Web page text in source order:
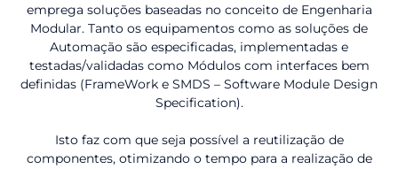
emprega soluções baseadas no conceito de Engenharia
Modular. Tanto os equipamentos como as soluções de
Automação são especificadas, implementadas e
testadas/validadas como Módulos com interfaces bem
definidas (FrameWork e SMDS – Software Module Design
Specification).
Isto faz com que seja possível a reutilização de
componentes, otimizando o tempo para a realização de